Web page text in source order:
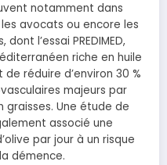
notamment dans
les avocats ou encore les
l’essai PREDIMED,
riche en huile
réduire d’environ 30 %
majeurs par
Une étude de
associé une
par jour à un risque
démence.